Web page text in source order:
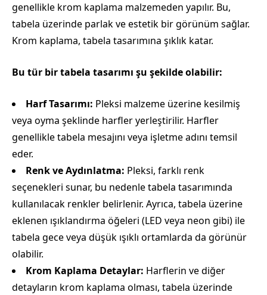
genellikle krom kaplama malzemeden yapılır. Bu,
tabela üzerinde parlak ve estetik bir görünüm sağlar.
Krom kaplama, tabela tasarımına şıklık katar.
Bu tür bir tabela tasarımı şu şekilde olabilir:
Harf Tasarımı: Pleksi malzeme üzerine kesilmiş
veya oyma şeklinde harfler yerleştirilir. Harfler
genellikle tabela mesajını veya işletme adını temsil
eder.
Renk ve Aydınlatma: Pleksi, farklı renk
seçenekleri sunar, bu nedenle tabela tasarımında
kullanılacak renkler belirlenir. Ayrıca, tabela üzerine
eklenen ışıklandırma öğeleri (LED veya neon gibi) ile
tabela gece veya düşük ışıklı ortamlarda da görünür
olabilir.
Krom Kaplama Detaylar: Harflerin ve diğer
detayların krom kaplama olması, tabela üzerinde